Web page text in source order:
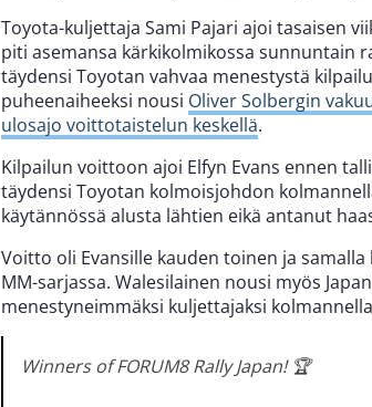
Toyota-kuljettaja Sami Pajari ajoi tasaisen
piti asemansa kärkikolmikossa sunnuntain
täydensi Toyotan vahvaa menestystä
puheenaiheeksi nousi Oliver Solbergin
ulosajo voittotaistelun keskellä.
Kilpailun voittoon ajoi Elfyn Evans ennen
täydensi Toyotan kolmoisjohdon
käytännössä alusta lähtien eikä antanut
Voitto oli Evansille kauden toinen ja
MM-sarjassa. Walesilainen nousi myös
menestyneimmäksi kuljettajaksi
Winners of FORUM8 Rally Japan! 🏆